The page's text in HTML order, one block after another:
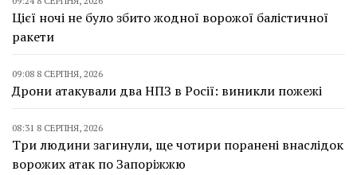
Цієї ночі не було збито жодної ворожої балістичної
ракети
09:08 8 СЕРПНЯ, 2026
Дрони атакували два НПЗ в Росії: виникли пожежі
08:31 8 СЕРПНЯ, 2026
Три людини загинули, ще чотири поранені внаслідок
ворожих атак по Запоріжжю